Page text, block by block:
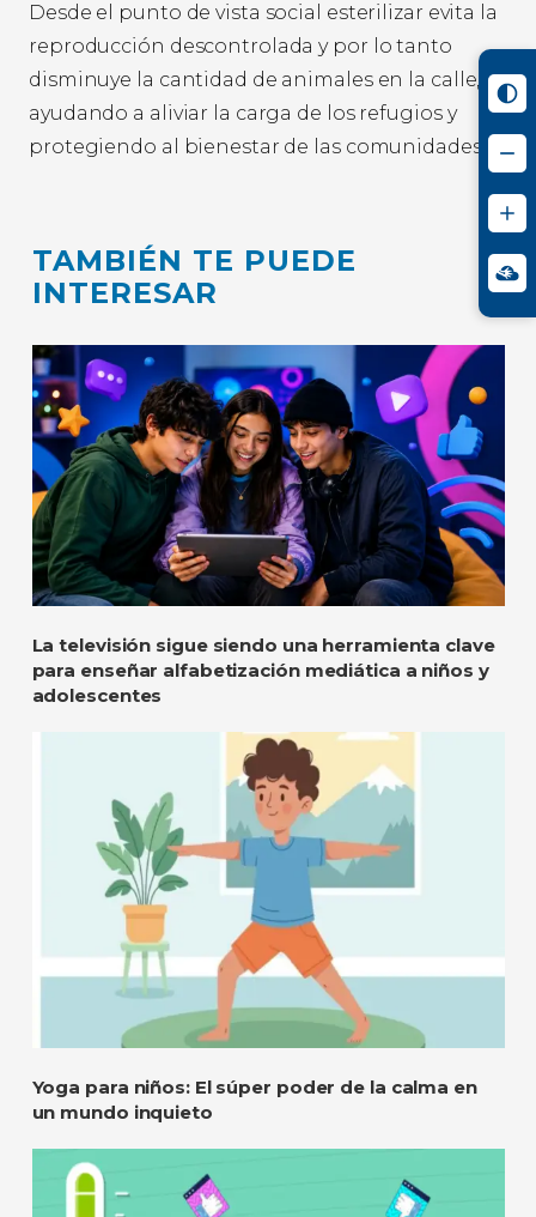
Desde el punto de vista social esterilizar evita la
reproducción descontrolada y por lo tanto
disminuye la cantidad de animales en la calle,
ayudando a aliviar la carga de los refugios y
protegiendo al bienestar de las comunidades.
TAMBIÉN TE PUEDE
INTERESAR
La televisión sigue siendo una herramienta clave
para enseñar alfabetización mediática a niños y
adolescentes
Yoga para niños: El súper poder de la calma en
un mundo inquieto